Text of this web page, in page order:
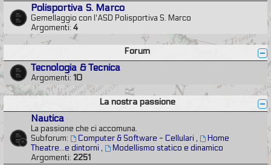
Polisportiva S. Marco
Gemellaggio con l'ASD Polisportiva S. Marco
Argomenti: 4
Forum
Tecnologia & Tecnica
Argomenti: 10
La nostra passione
Nautica
La passione che ci accomuna.
Subforum:
Computer & Software - Cellulari ,
Home
Theatre...e dintorni ,
Modellismo statico e dinamico
Argomenti: 2251